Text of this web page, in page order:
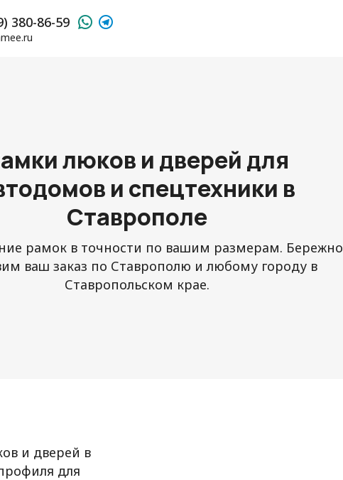
380-86-59
люков и дверей для
и спецтехники в
Ставрополе
рамок в точности по вашим размерам. Бережно
ваш заказ по Ставрополю и любому городу в
Ставропольском крае.
и дверей в
для